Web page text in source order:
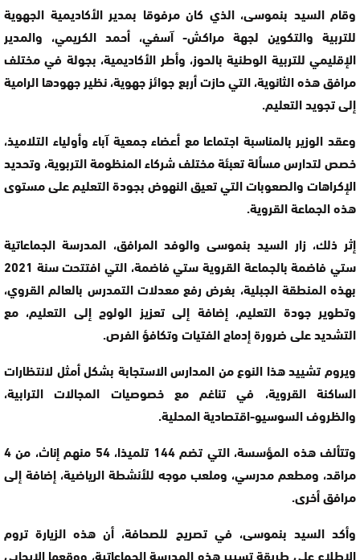
وقام السيد بنموسى، الذي كان مرفوقا بمدير الأكاديمية الجهوية
للتربية والتكوين لجهة مراكش- آسفي، أحمد الكريمي، والمدير
الإقليمي للتربية الوطنية بالحوز، وأطر الأكاديمية، بجولة في مختلف
مرافق هذه الثانوية، التي حازت أربع جوائز جهوية، نظير جهودها الرامية
إلى تجويد التعليم.
وعقد الوزير بالمناسبة اجتماعا مع أعضاء جمعية آباء وأولياء التلاميذ،
خصص لتدارس مسألة تعبئة مختلف شركاء المنظومة التربوية، وتحديد
الإكراهات والصعوبات التي تعيق النهوض بجودة التعليم على مستوى
هذه الجماعة القروية.
إثر ذلك، زار السيد بنموسى والوفد المرافق، المدرسة الجماعاتية
ستي فاضمة بالجماعة القروية ستي فاضمة، التي افتتحت سنة 2021
بهذه المنطقة الجبلية، بغرض رفع معدلات التمدرس بالعالم القروي،
وتطوير جودة التعليم، إضافة إلى تعزيز الولوج إلى التعليم، مع
التشديد على ضرورة إدماج الفتيات وتكافؤ الفرص.
ويروم تشييد هذا النوع من المدارس الاستجابة بشكل أمثل لانتظارات
الساكنة القروية، في تناغم مع خصوصيات المجالات الترابية،
والظروف السوسيو-اقتصادية المحلية.
وتتألف هذه المؤسسة، التي تضم 144 تلميذا، 54 منهم إناث، من 4
مراقد، ومطعم مدرسي، وملعب موجه للأنشطة الرياضية، إضافة إلى
مرافق أخرى.
وأكد السيد بنموسى، في تصريح للصحافة، أن هذه الزيارة تروم
الاطلاع على طريقة تسيير هذه المدرسة الجماعاتية، ووقعها الإيجابي